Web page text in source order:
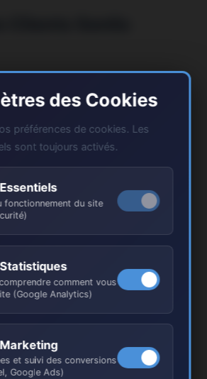
des Cookies
préférences de cookies. Les
sont toujours activés.
fonctionnement du site
comment vous
(Google Analytics)
et suivi des conversions
Google Ads)